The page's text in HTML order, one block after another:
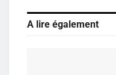
A lire également